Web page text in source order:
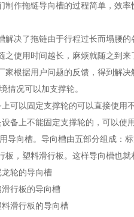
制作拖链导向槽的过程简单，效率
解决了拖链由于行程过长而塌腰
之使用时间越长，麻烦就随之到
家根据用户问题的反馈，得到解
情况可以加支撑轮。
上可以固定支撑轮的可以直接使用
设备上不能固定支撑轮的，可以使
导向槽。导向槽由五部分组成：
板，塑料滑行板。这样导向槽也就
龙轮的导向槽
滑行板的导向槽
料滑行板的导向槽